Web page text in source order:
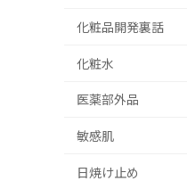
化粧品開発裏話
化粧水
医薬部外品
敏感肌
日焼け止め